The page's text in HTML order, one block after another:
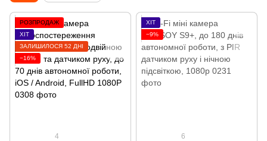
РОЗПРОДАЖ
ХІТ
ЗАЛИШИЛОСЯ 52 ДНІ
−16%
4
ХІТ
−9%
6